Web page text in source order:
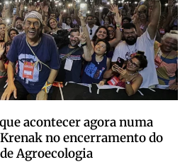
acontecer agora numa
no encerramento do
Agroecologia